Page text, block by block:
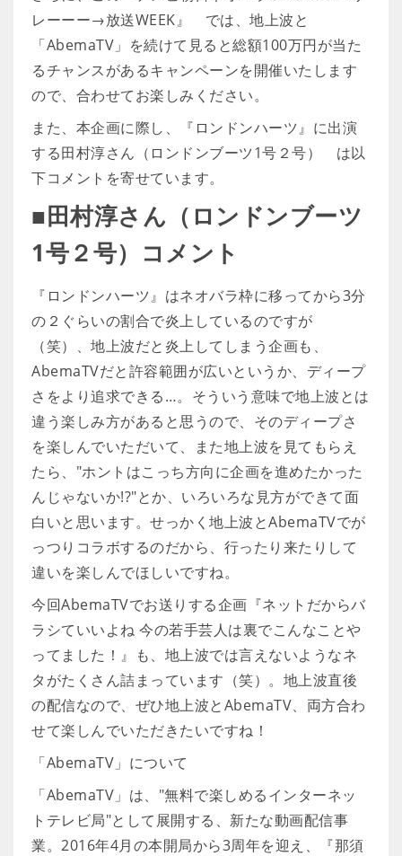
レーーー→放送WEEK』 では、地上波と
「AbemaTV」を続けて見ると総額100万円が当た
るチャンスがあるキャンペーンを開催いたします
ので、合わせてお楽しみください。
また、本企画に際し、『ロンドンハーツ』に出演
する田村淳さん（ロンドンブーツ1号２号） は以
下コメントを寄せています。
■田村淳さん（ロンドンブーツ
1号２号）コメント
『ロンドンハーツ』はネオバラ枠に移ってから3分
の２ぐらいの割合で炎上しているのですが
（笑）、地上波だと炎上してしまう企画も、
AbemaTVだと許容範囲が広いというか、ディープ
さをより追求できる…。そういう意味で地上波とは
違う楽しみ方があると思うので、そのディープさ
を楽しんでいただいて、また地上波を見てもらえ
たら、"ホントはこっち方向に企画を進めたかった
んじゃないか!?"とか、いろいろな見方ができて面
白いと思います。せっかく地上波とAbemaTVでが
っつりコラボするのだから、行ったり来たりして
違いを楽しんでほしいですね。
今回AbemaTVでお送りする企画『ネットだからバ
ラシていいよね 今の若手芸人は裏でこんなことや
ってました！』も、地上波では言えないようなネ
タがたくさん詰まっています（笑）。地上波直後
の配信なので、ぜひ地上波とAbemaTV、両方合わ
せて楽しんでいただきたいですね！
「AbemaTV」について
「AbemaTV」は、"無料で楽しめるインターネッ
トテレビ局"として展開する、新たな動画配信事
業。2016年4月の本開局から3周年を迎え、『那須